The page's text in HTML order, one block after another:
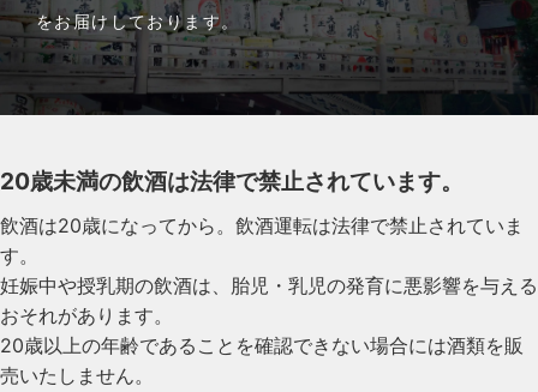
をお届けしております。
20歳未満の飲酒は法律で禁止されています。
飲酒は20歳になってから。飲酒運転は法律で禁止されていま
す。
妊娠中や授乳期の飲酒は、胎児・乳児の発育に悪影響を与える
おそれがあります。
20歳以上の年齢であることを確認できない場合には酒類を販
売いたしません。